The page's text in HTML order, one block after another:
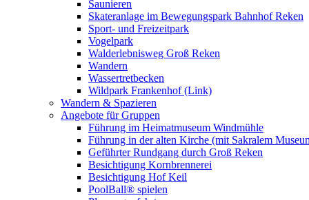
Saunieren
Skateranlage im Bewegungspark Bahnhof Reken
Sport- und Freizeitpark
Vogelpark
Walderlebnisweg Groß Reken
Wandern
Wassertretbecken
Wildpark Frankenhof (Link)
Wandern & Spazieren
Angebote für Gruppen
Führung im Heimatmuseum Windmühle
Führung in der alten Kirche (mit Sakralem
Geführter Rundgang durch Groß Reken
Besichtigung Kornbrennerei
Besichtigung Hof Keil
PoolBall® spielen